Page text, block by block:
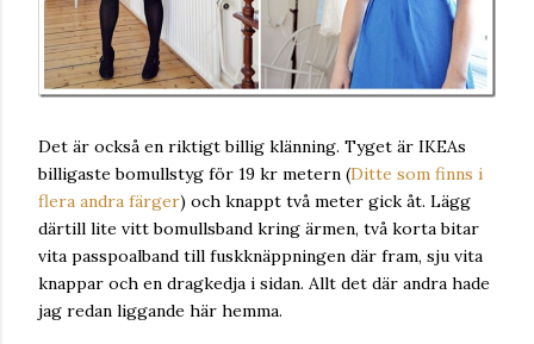
Det är också en riktigt billig klänning. Tyget är IKEAs
billigaste bomullstyg för 19 kr metern (Ditte som finns i
flera andra färger) och knappt två meter gick åt. Lägg
därtill lite vitt bomullsband kring ärmen, två korta bitar
vita passpoalband till fuskknäppningen där fram, sju vita
knappar och en dragkedja i sidan. Allt det där andra hade
jag redan liggande här hemma.